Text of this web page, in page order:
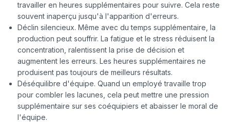
travailler en heures supplémentaires pour suivre. Cela reste
souvent inaperçu jusqu'à l'apparition d'erreurs.
Déclin silencieux. Même avec du temps supplémentaire, la
production peut souffrir. La fatigue et le stress réduisent la
concentration, ralentissent la prise de décision et
augmentent les erreurs. Les heures supplémentaires ne
produisent pas toujours de meilleurs résultats.
Déséquilibre d'équipe. Quand un employé travaille trop
pour combler les lacunes, cela peut mettre une pression
supplémentaire sur ses coéquipiers et abaisser le moral de
l'équipe.